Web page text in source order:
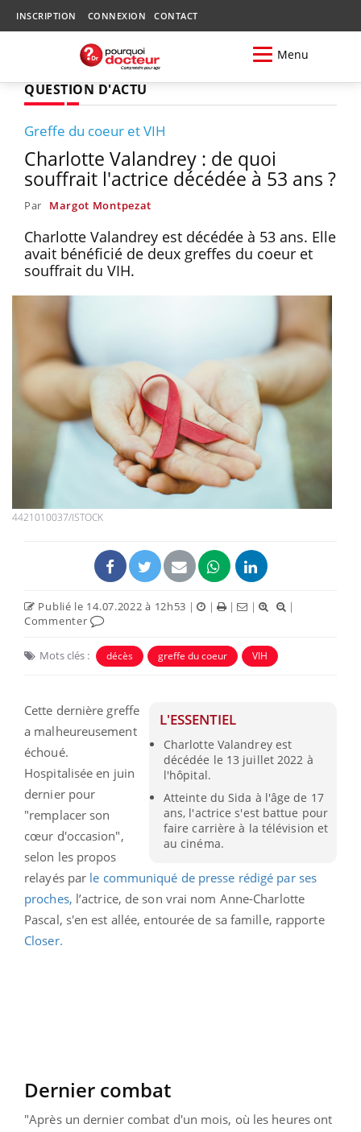
INSCRIPTION CONNEXION CONTACT
Menu
QUESTION D'ACTU
Greffe du coeur et VIH
Charlotte Valandrey : de quoi
souffrait l'actrice décédée à 53 ans ?
Par Margot Montpezat
Charlotte Valandrey est décédée à 53 ans. Elle
avait bénéficié de deux greffes du coeur et
souffrait du VIH.
4421010037/ISTOCK
Publié le 14.07.2022 à 12h53 | | | |
|
Commenter
Mots clés : décès greffe du coeur VIH
L'ESSENTIEL
Charlotte Valandrey est
décédée le 13 juillet 2022 à
l'hôpital.
Atteinte du Sida à l'âge de 17
ans, l'actrice s'est battue pour
faire carrière à la télévision et
au cinéma.
Cette dernière greffe
a malheureusement
échoué.
Hospitalisée en juin
dernier pour
"remplacer son
cœur d'occasion",
selon les propos
relayés par le communiqué de presse rédigé par ses
proches, l’actrice, de son vrai nom Anne-Charlotte
Pascal, s'en est allée, entourée de sa famille, rapporte
Closer.
Dernier combat
"Après un dernier combat d'un mois, où les heures ont